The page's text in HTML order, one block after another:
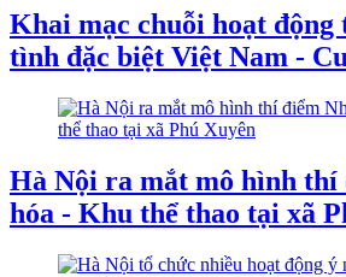
Khai mạc chuỗi hoạt động
tình đặc biệt Việt Nam -
Hà Nội ra mắt mô hình thí
hóa - Khu thể thao tại xã